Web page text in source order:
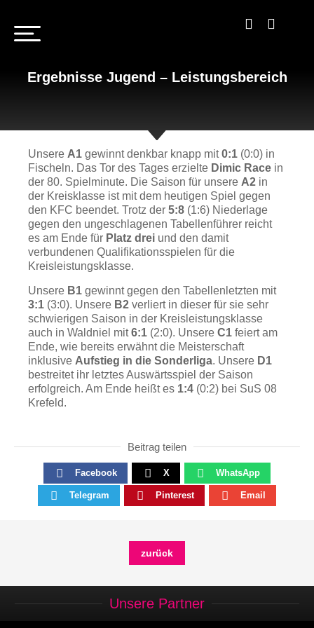
Ergebnisse Jugend – Leistungsbereich
Unsere A1 gewinnt denkbar knapp mit0:1 (0:0) in
Fischeln. Das Tor des Tages erzielte Dimic Race in
der 80. Spielminute. Die Saison für unsere A2 in
der Kreisklasse ist mit dem heutigen Spiel gegen
den KFC beendet. Trotz der 5:8 (1:6) Niederlage
gegen den ungeschlagenen Tabellenführer reicht
es am Ende für Platz drei und den damit
verbundenen Qualifikationsspielen für die
Kreisleistungsklasse.
Unsere B1 gewinnt gegen den Tabellenletzten mit
3:1 (3:0). Unsere B2 verliert in dieser für sie sehr
schwierigen Saison in der Kreisleistungsklasse
auch in Waldniel mit6:1 (2:0). Unsere C1 feiert am
Ende, wie bereits erwähnt die Meisterschaft
inklusive Aufstieg in die Sonderliga. Unsere D1
bestreitet ihr letztes Auswärtsspiel der Saison
erfolgreich. Am Ende heißt es 1:4 (0:2) bei SuS 08
Krefeld.
Beitrag teilen
Facebook X WhatsApp
Telegram Pinterest Email
zurück
Unsere Partner